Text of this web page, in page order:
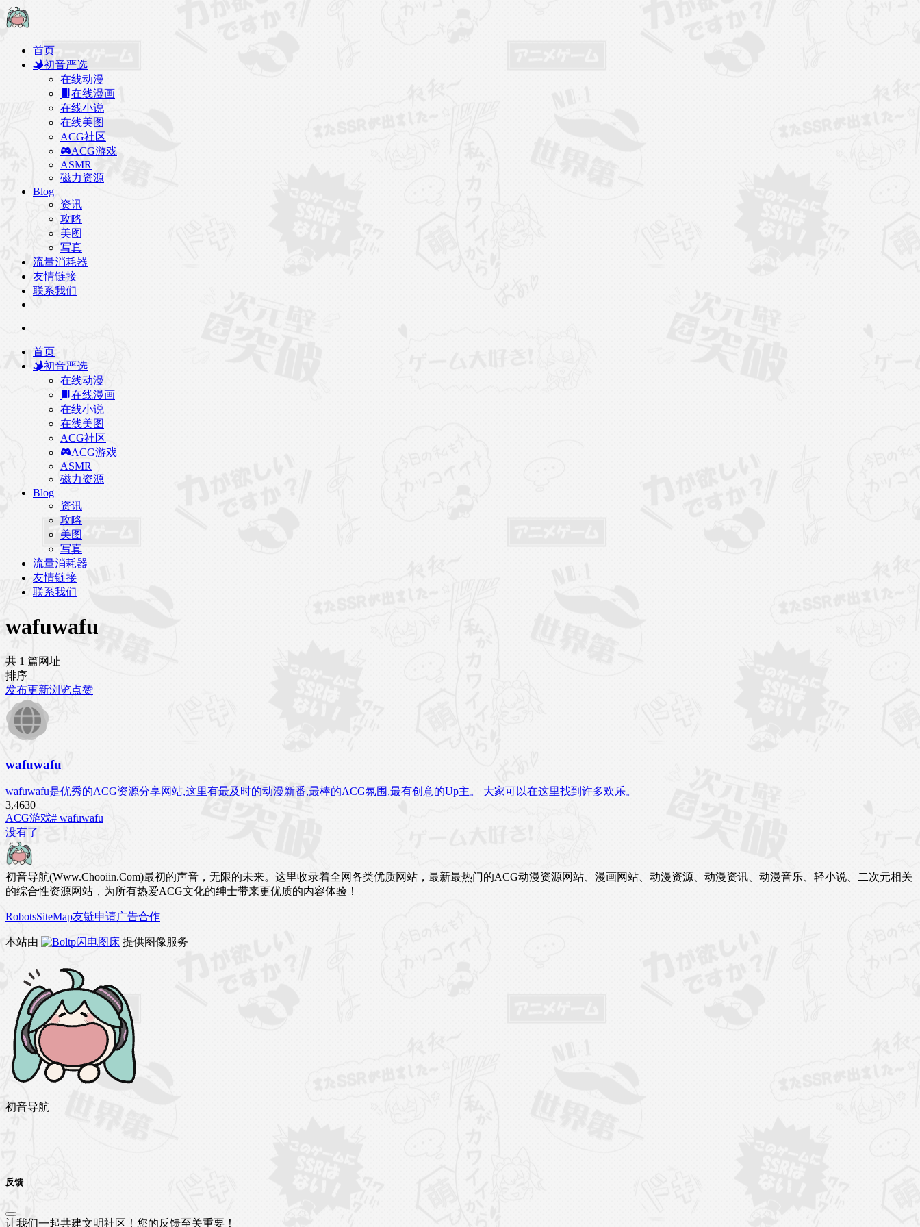
首页
初音严选
在线动漫
在线漫画
在线小说
在线美图
ACG社区
ACG游戏
ASMR
磁力资源
Blog
资讯
攻略
美图
写真
流量消耗器
友情链接
联系我们
首页
初音严选
在线动漫
在线漫画
在线小说
在线美图
ACG社区
ACG游戏
ASMR
磁力资源
Blog
资讯
攻略
美图
写真
流量消耗器
友情链接
联系我们
wafuwafu
共 1 篇网址
排序
发布更新浏览点赞
wafuwafu
wafuwafu是优秀的ACG资源分享网站,这里有最及时的动漫新番,最棒的ACG氛围,最有创意的Up主。 大家可以在这里找到许多欢乐。
3,4630
ACG游戏# wafuwafu
没有了
初音导航(Www.Chooiin.Com)最初的声音，无限的未来。这里收录着全网各类优质网站，最新最热门的ACG动漫资源网站、漫画网站、动漫资源、动漫资讯、动漫音乐、轻小说、二次元相关
的综合性资源网站，为所有热爱ACG文化的绅士带来更优质的内容体验！
RobotsSiteMap友链申请广告合作
本站由 闪电图床 提供图像服务
初音导航
反馈
让我们一起共建文明社区！您的反馈至关重要！